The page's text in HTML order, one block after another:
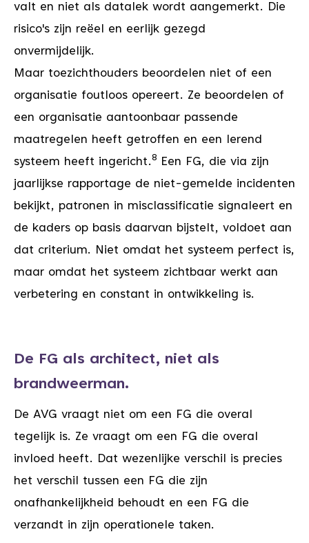
valt en niet als datalek wordt aangemerkt. Die
risico's zijn reëel en eerlijk gezegd
onvermijdelijk.
Maar toezichthouders beoordelen niet of een
organisatie foutloos opereert. Ze beoordelen of
een organisatie aantoonbaar passende
maatregelen heeft getroffen en een lerend
systeem heeft ingericht.8
Een FG, die via zijn
jaarlijkse rapportage de niet-gemelde incidenten
bekijkt, patronen in misclassificatie signaleert en
de kaders op basis daarvan bijstelt, voldoet aan
dat criterium. Niet omdat het systeem perfect is,
maar omdat het systeem zichtbaar werkt aan
verbetering en constant in ontwikkeling is.
De FG als architect, niet als
brandweerman.
De AVG vraagt niet om een FG die overal
tegelijk is. Ze vraagt om een FG die overal
invloed heeft. Dat wezenlijke verschil is precies
het verschil tussen een FG die zijn
onafhankelijkheid behoudt en een FG die
verzandt in zijn operationele taken.